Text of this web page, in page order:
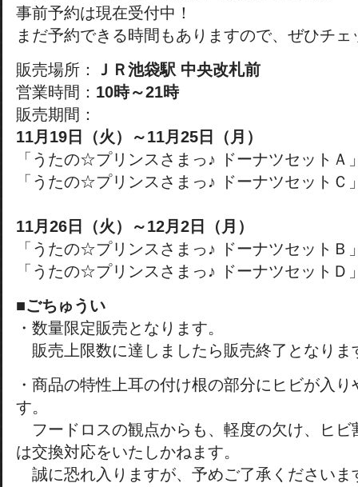
事前予約は現在受付中！
まだ予約できる時間もありますので、ぜひチ
販売場所：
ＪＲ池袋駅 中央改札前
営業時間： 10時～21時
販売期間：
11月19日（火）～11月25日（月）
「うたの☆プリンスさまっ♪ ドーナツセットＡ
「うたの☆プリンスさまっ♪ ドーナツセットＣ
11月26日（火）～12月2日（月）
「うたの☆プリンスさまっ♪ ドーナツセットＢ
「うたの☆プリンスさまっ♪ ドーナツセットＤ
■ごちゅうい
・数量限定販売となります。
販売上限数に達しましたら販売終了となりま
・商品の特性上耳の付け根の部分にヒビが入
す。
フードロスの観点からも、軽度の欠け、ヒビ
は交換対応をいたしかねます。
誠に恐れ入りますが、予めご了承くださいま